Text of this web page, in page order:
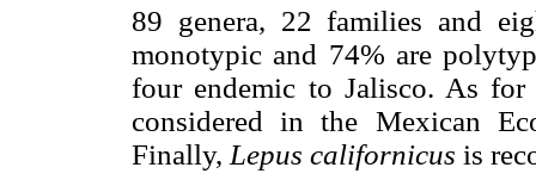
89 genera, 22 families and
monotypic and 74% are
four endemic to Jalisco. As for
considered in the Mexican
Finally, Lepus californicus is